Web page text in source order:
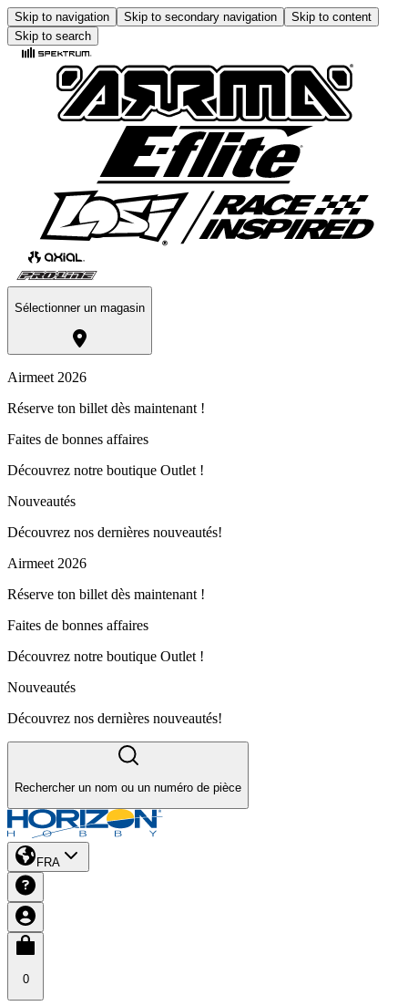
Skip to navigation Skip to secondary navigation
Skip to content
Skip to search
Sélectionner un magasin
Airmeet 2026
Réserve ton billet dès maintenant !
Faites de bonnes affaires
Découvrez notre boutique Outlet !
Nouveautés
Découvrez nos dernières nouveautés!
Airmeet 2026
Réserve ton billet dès maintenant !
Faites de bonnes affaires
Découvrez notre boutique Outlet !
Nouveautés
Découvrez nos dernières nouveautés!
Rechercher un nom ou un numéro de pièce
FRA
0